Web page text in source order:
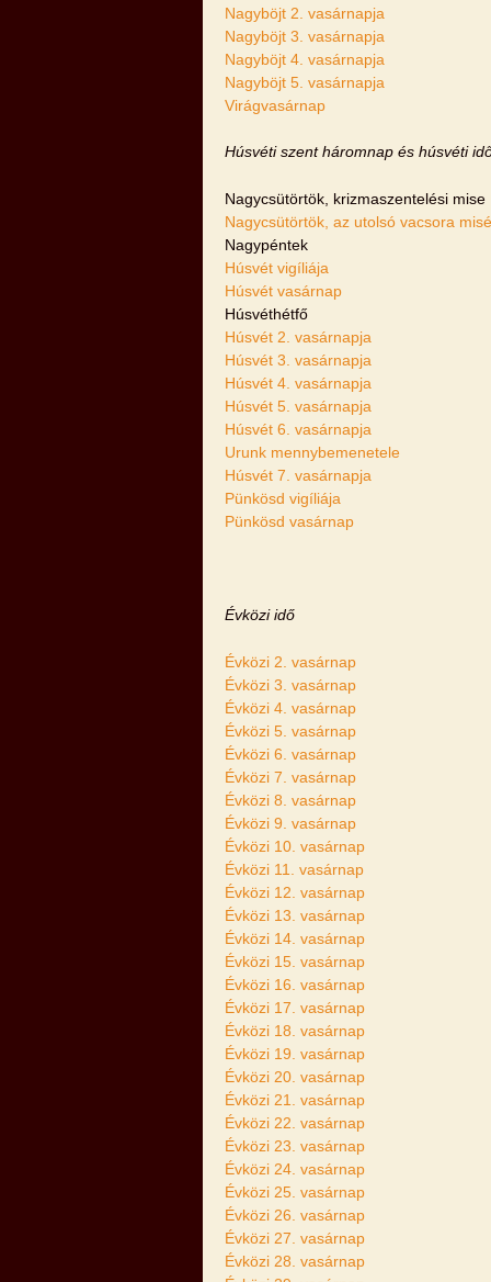
Nagyböjt 2. vasárnapja
Nagyböjt 3. vasárnapja
Nagyböjt 4. vasárnapja
Nagyböjt 5. vasárnapja
Virágvasárnap
Húsvéti szent háromnap és húsvéti
Nagycsütörtök, krizmaszentelési mise
Nagycsütörtök, az utolsó vacsora
Nagypéntek
Húsvét vigíliája
Húsvét vasárnap
Húsvéthétfő
Húsvét 2. vasárnapja
Húsvét 3. vasárnapja
Húsvét 4. vasárnapja
Húsvét 5. vasárnapja
Húsvét 6. vasárnapja
Urunk mennybemenetele
Húsvét 7. vasárnapja
Pünkösd vigíliája
Pünkösd vasárnap
Évközi idő
Évközi 2. vasárnap
Évközi 3. vasárnap
Évközi 4. vasárnap
Évközi 5. vasárnap
Évközi 6. vasárnap
Évközi 7. vasárnap
Évközi 8. vasárnap
Évközi 9. vasárnap
Évközi 10. vasárnap
Évközi 11. vasárnap
Évközi 12. vasárnap
Évközi 13. vasárnap
Évközi 14. vasárnap
Évközi 15. vasárnap
Évközi 16. vasárnap
Évközi 17. vasárnap
Évközi 18. vasárnap
Évközi 19. vasárnap
Évközi 20. vasárnap
Évközi 21. vasárnap
Évközi 22. vasárnap
Évközi 23. vasárnap
Évközi 24. vasárnap
Évközi 25. vasárnap
Évközi 26. vasárnap
Évközi 27. vasárnap
Évközi 28. vasárnap